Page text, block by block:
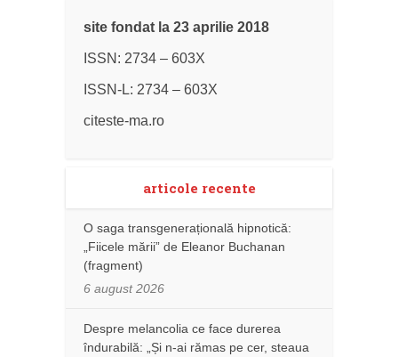
site fondat la 23 aprilie 2018
ISSN: 2734 – 603X
ISSN-L: 2734 – 603X
citeste-ma.ro
articole recente
O saga transgenerațională hipnotică:
„Fiicele mării” de Eleanor Buchanan
(fragment)
6 august 2026
Despre melancolia ce face durerea
îndurabilă: „Și n-ai rămas pe cer, steaua